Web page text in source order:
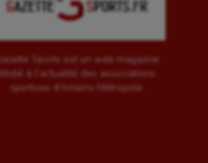
Gazette Sports est un web magazine
dédié à l'actualité des associations
sportives d'Amiens Métropole.